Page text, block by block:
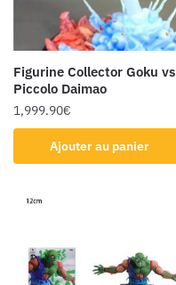
Figurine Collector Goku vs
Piccolo Daimao
1,999.90€
Ajouter au panier